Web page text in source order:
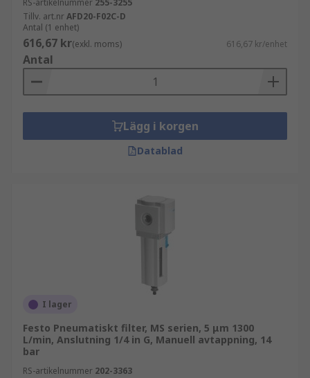
RS-artikelnummer 255-3255
Tillv. art.nrAFD20-F02C-D
Antal (1 enhet)
616,67 kr(exkl. moms) 616,67 kr/enhet
Antal
Lägg i korgen
Datablad
I lager
Festo Pneumatiskt filter, MS serien, 5 μm 1300
L/min, Anslutning 1/4 in G, Manuell avtappning, 14
bar
RS-artikelnummer 202-3363